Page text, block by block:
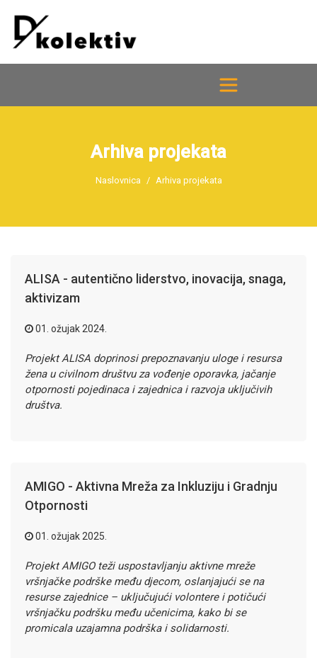
Arhiva projekata
Naslovnica Arhiva projekata
ALISA - autentično liderstvo, inovacija, snaga,
aktivizam
01. ožujak 2024.
Projekt ALISA doprinosi prepoznavanju uloge i resursa
žena u civilnom društvu za vođenje oporavka, jačanje
otpornosti pojedinaca i zajednica i razvoja uključivih
društva.
AMIGO - Aktivna Mreža za Inkluziju i Gradnju
Otpornosti
01. ožujak 2025.
ProjektAMIGOteži uspostavljanju aktivne mreže
vršnjačke podrške među djecom, oslanjajući se na
resurse zajednice – uključujući volontere i potičući
vršnjačku podršku među učenicima, kako bi se
promicala uzajamna podrška i solidarnosti.